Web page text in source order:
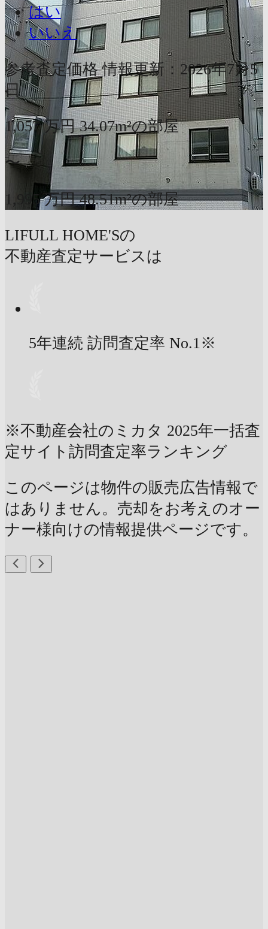
はい
いいえ
参考査定価格 情報更新：2026年7月5
日
1,057 万円 34.07m²の部屋
〜
1,995 万円 48.51m²の部屋
LIFULL HOME'Sの
不動産査定サービスは
5年連続 訪問査定率 No.1※
※不動産会社のミカタ 2025年一括査
定サイト訪問査定率ランキング
このページは物件の販売広告情報で
はありません。売却をお考えのオー
ナー様向けの情報提供ページです。